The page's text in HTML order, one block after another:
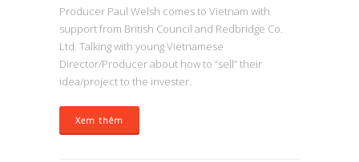
Producer Paul Welsh comes to Vietnam with
support from British Council and Redbridge Co.
Ltd. Talking with young Vietnamese
Director/Producer about how to “sell” their
idea/project to the invester.
Xem thêm